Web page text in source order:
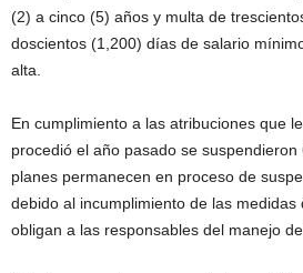
(2) a cinco (5) años y multa de
doscientos (1,200) días de salario
alta.
En cumplimiento a las atribuciones que
procedió el año pasado se
planes permanecen en proceso de
debido al incumplimiento de las medidas
obligan a las responsables del manejo